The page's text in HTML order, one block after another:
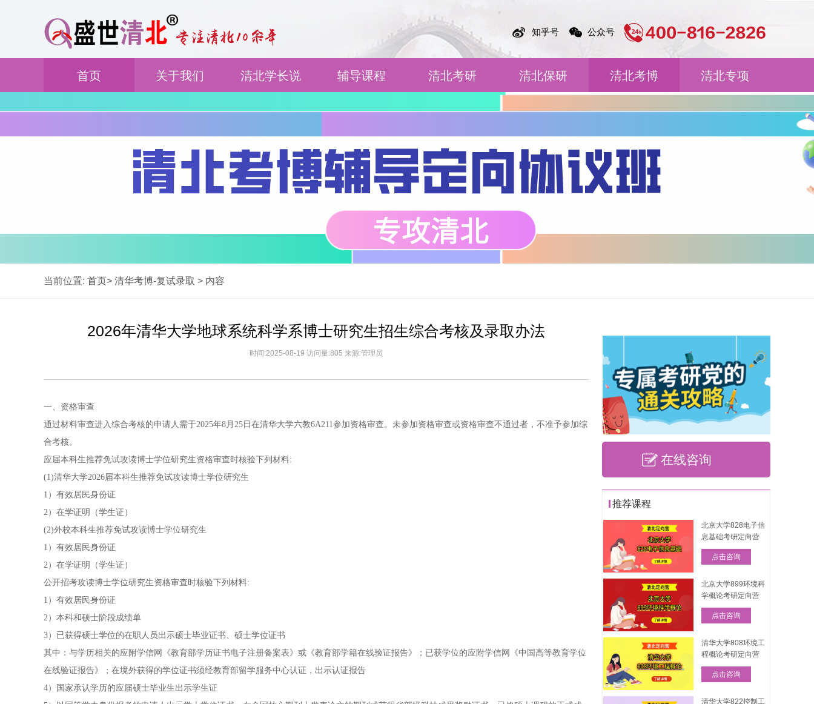
知乎号 公众号
首页 关于我们 清北学长说 辅导课程 清北考研 清北保研 清北考博 清北专项
当前位置: 首页> 清华考博-复试录取 > 内容
2026年清华大学地球系统科学系博士研究生招生综合考核及录取办法
时间:2025-08-19 访问量:805 来源:管理员
一、资格审查
通过材料审查进入综合考核的申请人需于2025年8月25日在清华大学六教6A211参加资格审查。未参加资格审查或资格审查不通过者，不准予参加综
合考核。
应届本科生推荐免试攻读博士学位研究生资格审查时核验下列材料:
(1)清华大学2026届本科生推荐免试攻读博士学位研究生
1）有效居民身份证
2）在学证明（学生证）
(2)外校本科生推荐免试攻读博士学位研究生
1）有效居民身份证
2）在学证明（学生证）
公开招考攻读博士学位研究生资格审查时核验下列材料:
1）有效居民身份证
2）本科和硕士阶段成绩单
3）已获得硕士学位的在职人员出示硕士毕业证书、硕士学位证书
其中：与学历相关的应附学信网《教育部学历证书电子注册备案表》或《教育部学籍在线验证报告》；已获学位的应附学信网《中国高等教育学位
在线验证报告》；在境外获得的学位证书须经教育部留学服务中心认证，出示认证报告
4）国家承认学历的应届硕士毕业生出示学生证
在线咨询
推荐课程
北京大学828电子信
息基础考研定向营
点击咨询
北京大学899环境科
学概论考研定向营
点击咨询
清华大学808环境工
程概论考研定向营
点击咨询
清华大学822控制工